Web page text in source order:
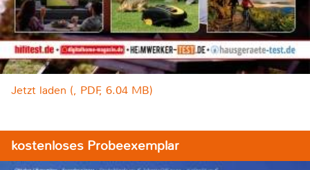
Jetzt laden (, PDF, 6.04 MB)
kostenloses Probeexemplar